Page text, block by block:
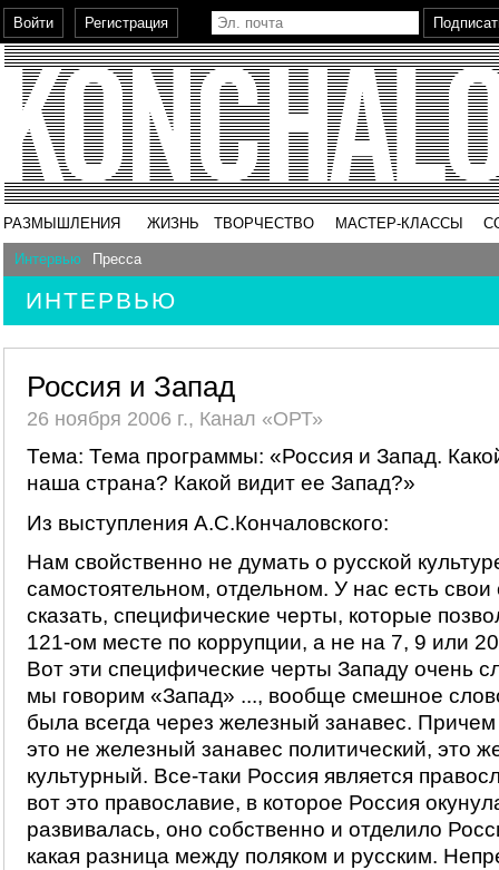
РАЗМЫШЛЕНИЯ ЖИЗНЬ ТВОРЧЕСТВО МАСТЕР-КЛАССЫ
Интервью Пресса
ИНТЕРВЬЮ
Россия и Запад
26 ноября 2006 г., Канал «ОРТ»
Тема: Тема программы: «Россия и Запад.
наша страна? Какой видит ее Запад?»
Из выступления А.С.Кончаловского:
Нам свойственно не думать о русской
самостоятельном, отдельном. У нас есть свои
сказать, специфические черты, которые
121-ом месте по коррупции, а не на 7, 9 или
Вот эти специфические черты Западу очень
мы говорим «Запад» ..., вообще смешное
была всегда через железный занавес.
это не железный занавес политический, это
культурный. Все-таки Россия является
вот это православие, в которое Россия
развивалась, оно собственно и отделило
какая разница между поляком и русским.